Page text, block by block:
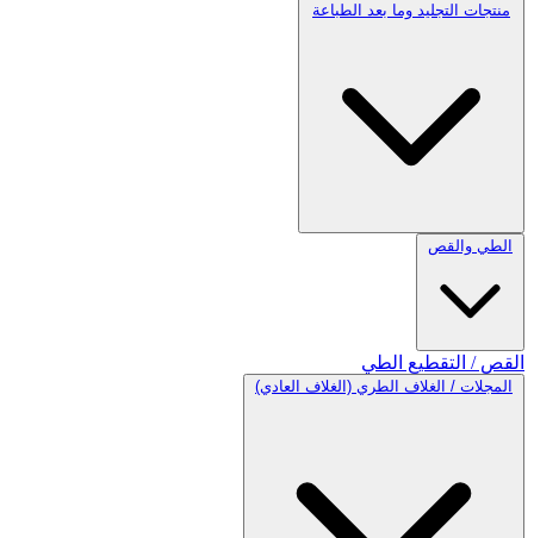
منتجات التجليد وما بعد الطباعة
الطي والقص
القص / التقطيع الطي
المجلات / الغلاف الطري (الغلاف العادي)